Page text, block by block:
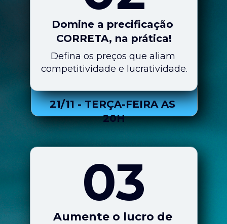
Domine a precificação
CORRETA, na prática!
Aumente o lucro de
Defina os preços que aliam
competitividade e lucratividade.
03
21/11 - TERÇA-FEIRA AS
20H